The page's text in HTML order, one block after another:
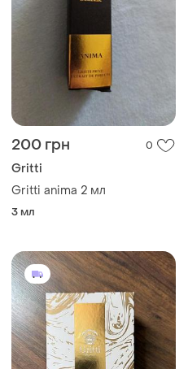
200 грн 0
Gritti
Gritti anima 2 мл
3 мл